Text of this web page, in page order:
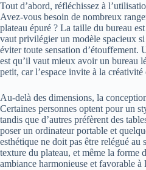
Tout d’abord, réfléchissez à
Avez-vous besoin de nombreux
plateau épuré ? La taille du bureau
vaut privilégier un modèle spacieux
éviter toute sensation d’étouffement.
est qu’il vaut mieux avoir un bureau
petit, car l’espace invite à la créativité
Au-delà des dimensions, la
Certaines personnes optent pour un
tandis que d’autres préfèrent des
poser un ordinateur portable et
esthétique ne doit pas être relégué
texture du plateau, et même la forme
ambiance harmonieuse et favorable à